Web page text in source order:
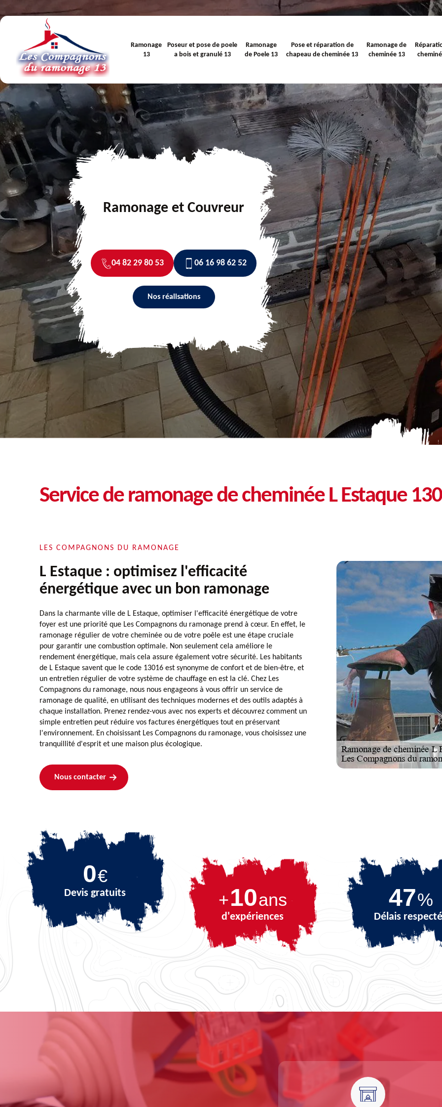
Ramonage
13
Poseur et pose de poele
a bois et granulé 13
Ramonage
de Poele 13
Pose et réparation de
chapeau de cheminée 13
Ramonage de
cheminée 13
Ramonage et Couvreur
04 82 29 80 53 06 16 98 62 52
Nos réalisations
Service de ramonage de cheminée L Estaque
LES COMPAGNONS DU RAMONAGE
L Estaque : optimisez l'efficacité
énergétique avec un bon ramonage
Dans la charmante ville de L Estaque, optimiser l'efficacité énergétique de votre
foyer est une priorité que Les Compagnons du ramonage prend à cœur. En effet, le
ramonage régulier de votre cheminée ou de votre poêle est une étape cruciale
pour garantir une combustion optimale. Non seulement cela améliore le
rendement énergétique, mais cela assure également votre sécurité. Les habitants
de L Estaque savent que le code 13016 est synonyme de confort et de bien-être, et
un entretien régulier de votre système de chauffage en est la clé. Chez Les
Compagnons du ramonage, nous nous engageons à vous offrir un service de
ramonage de qualité, en utilisant des techniques modernes et des outils adaptés à
chaque installation. Prenez rendez-vous avec nos experts et découvrez comment un
simple entretien peut réduire vos factures énergétiques tout en préservant
l'environnement. En choisissant Les Compagnons du ramonage, vous choisissez une
tranquillité d'esprit et une maison plus écologique.
Nous contacter
0€
Devis gratuits +10ans
d'expériences
69%
Délais